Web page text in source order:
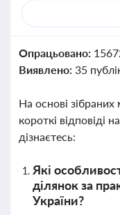
Опрацьовано:
Виявлено: 35
На основі
короткі відповіді
дізнаєтесь:
Які
ділянок за
України?